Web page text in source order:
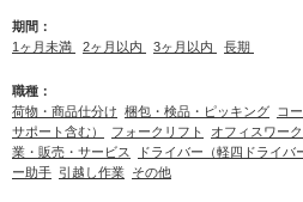
期間：
1ヶ月未満
2ヶ月以内 3ヶ月以内 長期
職種：
荷物・商品仕分け 梱包・検品・ピッキング コ
サポート含む）
フォークリフト オフィスワー
業・販売・サービス
ドライバー（軽四ドライバ
ー助手 引越し作業 その他